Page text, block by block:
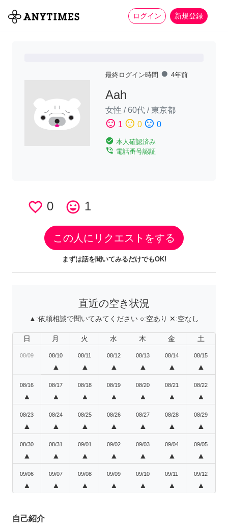
ログイン 新規登録
全て 家事 more_horiz
最終ログイン時間 fiber_manual_record 4年前
Aah
女性 /60代 /東京都
sentiment_satisfied 1 sentiment_neutral 0 sentiment_dissatisfied 0
check_circle 本人確認済み
phone_in_talk 電話番号認証
favorite_border 0 tag_faces 1
この人にリクエストをする
まずは話を聞いてみるだけでもOK!
直近の空き状況
▲:依頼相談で聞いてみてください ○:空あり ✕:空なし
日 月 火 水 木 金 土
08/09 08/10
▲
08/11
▲
08/12
▲
08/13
▲
08/14
▲
08/15
▲
08/16
▲
08/17
▲
08/18
▲
08/19
▲
08/20
▲
08/21
▲
08/22
▲
08/23
▲
08/24
▲
08/25
▲
08/26
▲
08/27
▲
08/28
▲
08/29
▲
08/30
▲
08/31
▲
09/01
▲
09/02
▲
09/03
▲
09/04
▲
09/05
▲
09/06
▲
09/07
▲
09/08
▲
09/09
▲
09/10
▲
09/11
▲
09/12
▲
自己紹介